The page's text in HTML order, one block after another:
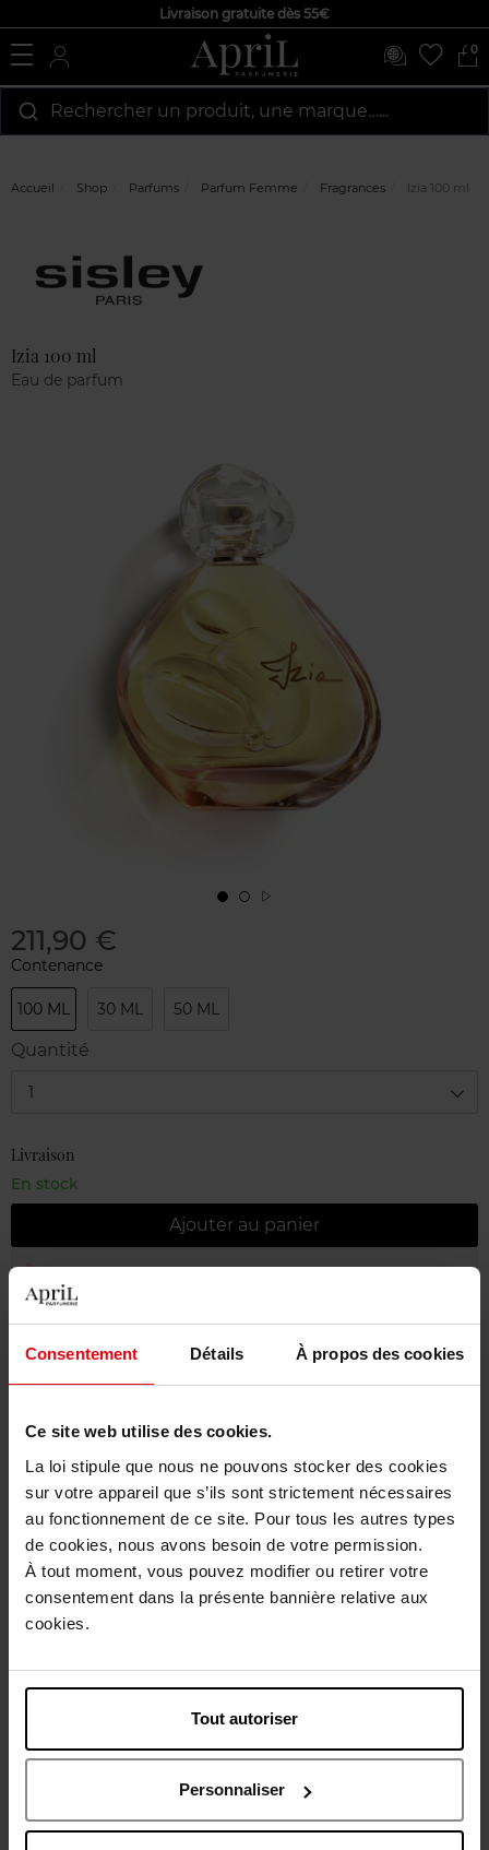
Consentement Détails À propos des cookies
Ce site web utilise des cookies.
La loi stipule que nous ne pouvons stocker des cookies
sur votre appareil que s’ils sont strictement nécessaires
au fonctionnement de ce site. Pour tous les autres types
de cookies, nous avons besoin de votre permission.
À tout moment, vous pouvez modifier ou retirer votre
consentement dans la présente bannière relative aux
cookies.
Tout autoriser
Personnaliser
Livraison gratuite dès 55€
0
Rechercher un produit, une marque…...
Accueil Shop Parfums Parfum Femme Fragrances Izia 100 ml
Izia 100 ml
Eau de parfum
211,90 €
Contenance
100 ML 30 ML 50 ML
Quantité
1
Livraison
En stock
Ajouter au panier
Livraison gratuite à partir de 55€
Retour gratuit dans votre magasin
Emballage cadeau offert
Description
Caractéristiques
Avis client
Vous aimerez peut-être